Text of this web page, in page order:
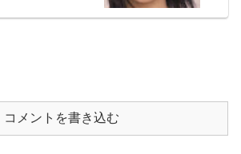
コメントを書き込む